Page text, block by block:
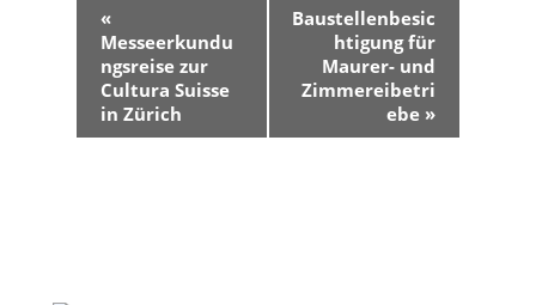
«
Messeerkundu
ngsreise zur
Cultura Suisse
in Zürich
Baustellenbesic
htigung für
Maurer- und
Zimmereibetri
ebe »